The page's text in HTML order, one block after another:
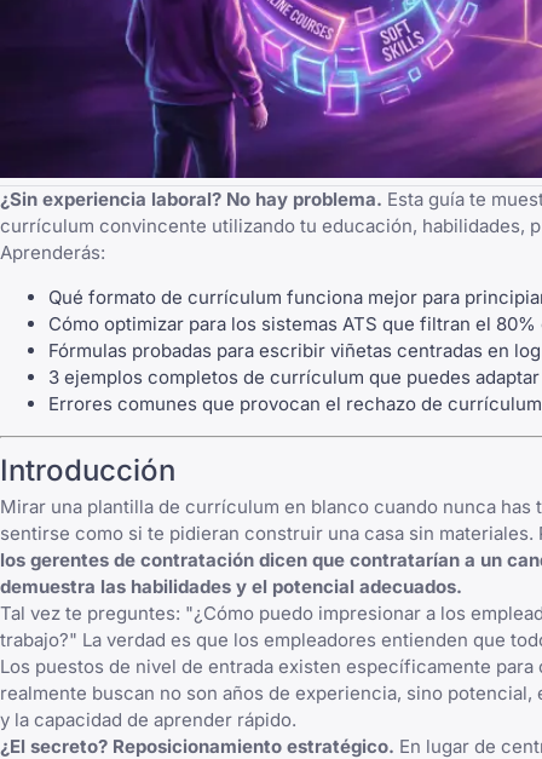
¿Sin experiencia laboral? No hay problema. Esta guía te
currículum convincente utilizando tu educación, habilidades,
Aprenderás:
Qué formato de currículum funciona mejor para
Cómo optimizar para los sistemas ATS que filtran el
Fórmulas probadas para escribir viñetas centradas en
3 ejemplos completos de currículum que puedes adaptar
Errores comunes que provocan el rechazo de
Introducción
Mirar una plantilla de currículum en blanco cuando nunca
sentirse como si te pidieran construir una casa sin
los gerentes de contratación dicen que contratarían a un
demuestra las habilidades y el potencial adecuados.
Tal vez te preguntes: "¿Cómo puedo impresionar a los
trabajo?" La verdad es que los empleadores entienden que
Los puestos de nivel de entrada existen específicamente para
realmente buscan no son años de experiencia, sino
y la capacidad de aprender rápido.
¿El secreto? Reposicionamiento estratégico. En lugar de